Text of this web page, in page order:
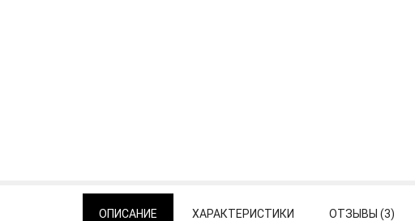
ОПИСАНИЕ ХАРАКТЕРИСТИКИ ОТЗЫВЫ (3)